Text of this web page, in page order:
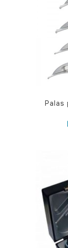
producto
se
pueden
elegir
Palas